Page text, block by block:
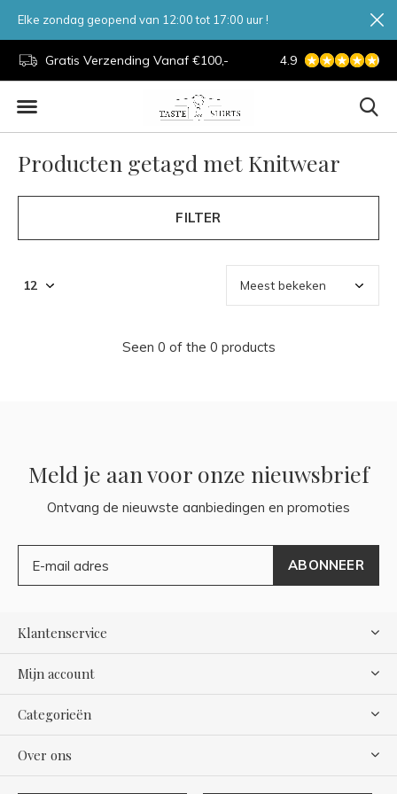
Gratis Verzending Vanaf €100,- 7 Dagen Per
4.9
Elke zondag geopend van 12:00 tot 17:00 uur !
Producten getagd met Knitwear
FILTER
Seen 0 of the 0 products
Meld je aan voor onze nieuwsbrief
Ontvang de nieuwste aanbiedingen en promoties
ABONNEER
Klantenservice
Mijn account
Categorieën
Over ons